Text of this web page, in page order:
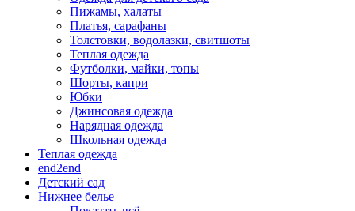
Пижамы, халаты
Платья, сарафаны
Толстовки, водолазки, свитшоты
Теплая одежда
Футболки, майки, топы
Шорты, капри
Юбки
Джинсовая одежда
Нарядная одежда
Школьная одежда
Теплая одежда
end2end
Детский сад
Нижнее белье